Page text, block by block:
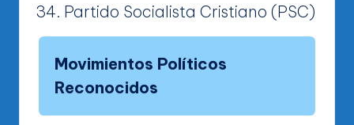
Partido Socialista Cristiano (PSC)
Movimientos Políticos
Reconocidos